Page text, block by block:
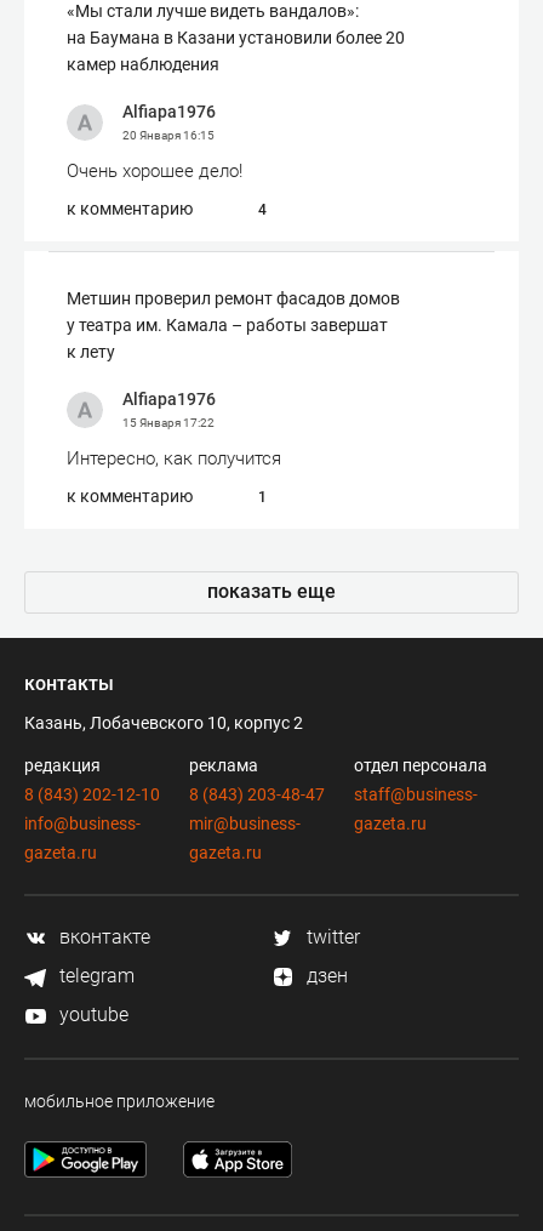
«Мы стали лучше видеть вандалов»:
на Баумана в Казани установили более 20
камер наблюдения
Alfiapa1976
20 Января16:15
Очень хорошее дело!
к комментарию 4
Метшин проверил ремонт фасадов домов
у театра им. Камала – работы завершат
к лету
Alfiapa1976
15 Января17:22
Интересно, как получится
к комментарию 1
показать еще
контакты
Казань, Лобачевского 10, корпус 2
редакция
8 (843) 202-12-10
info@business-
gazeta.ru
реклама
8 (843) 203-48-47
mir@business-
gazeta.ru
отдел персонала
staff@business-
gazeta.ru
вконтакте
twitter
telegram
дзен
youtube
мобильное приложение